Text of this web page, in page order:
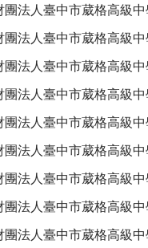
團法人臺中市葳格高級
團法人臺中市葳格高級
團法人臺中市葳格高級
團法人臺中市葳格高級
團法人臺中市葳格高級
團法人臺中市葳格高級
團法人臺中市葳格高級
團法人臺中市葳格高級
團法人臺中市葳格高級